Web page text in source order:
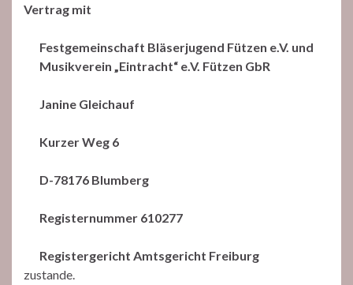
Vertrag mit
Festgemeinschaft Bläserjugend Fützen e.V. und
Musikverein „Eintracht“ e.V. Fützen GbR
Janine Gleichauf
Kurzer Weg 6
D-78176 Blumberg
Registernummer 610277
Registergericht Amtsgericht Freiburg
zustande.